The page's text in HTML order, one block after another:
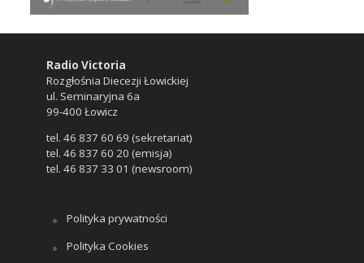
Radio Victoria
Rozgłośnia Diecezji Łowickiej
ul. Seminaryjna 6a
99-400 Łowicz
tel. 46 837 60 69 (sekretariat)
tel. 46 837 60 20 (emisja)
tel. 46 837 33 01 (newsroom)
Polityka prywatności
Polityka Cookies